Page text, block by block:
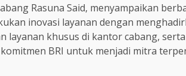
Rasuna Said, menyampaikan
inovasi layanan dengan
layanan khusus di kantor cabang,
BRI untuk menjadi mitra